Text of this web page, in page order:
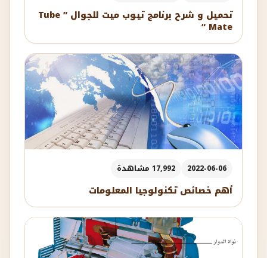
تحميل و شرح برنامج تيوب ميت للجوال ” Tube
Mate “
2022-06-06 17,992 مشاهدة
أهم خصائص تكنولوجيا المعلومات